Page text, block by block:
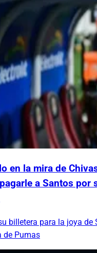
en la mira de
a Santos por
billetera para la joya de
de Pumas